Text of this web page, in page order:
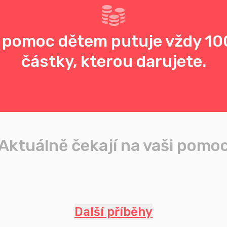
dětem putuje vždy
částky, kterou darujete.
čekají na vaši
Další příběhy